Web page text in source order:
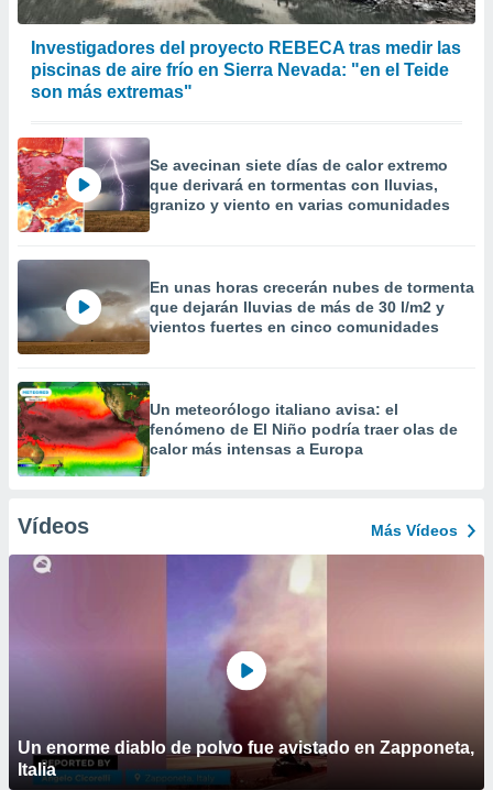
Investigadores del proyecto REBECA tras medir las
piscinas de aire frío en Sierra Nevada: "en el Teide
son más extremas"
Se avecinan siete días de calor extremo
que derivará en tormentas con lluvias,
granizo y viento en varias comunidades
En unas horas crecerán nubes de tormenta
que dejarán lluvias de más de 30 l/m2 y
vientos fuertes en cinco comunidades
Un meteorólogo italiano avisa: el
fenómeno de El Niño podría traer olas de
calor más intensas a Europa
Vídeos Más Vídeos
Un enorme diablo de polvo fue avistado en Zapponeta,
Italia